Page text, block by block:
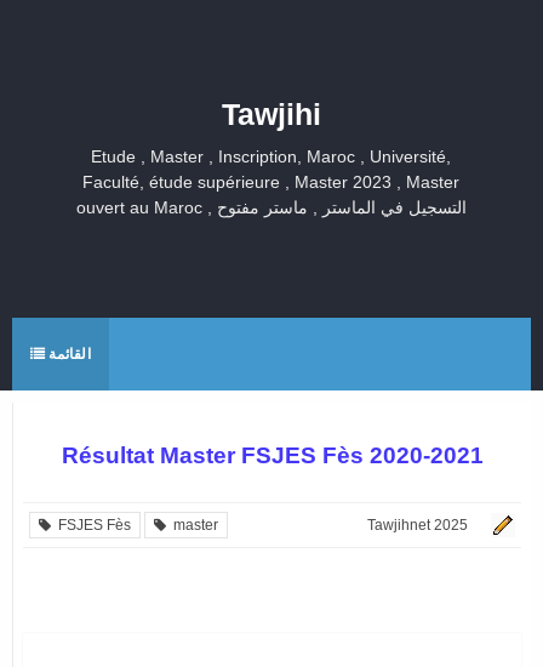
Tawjihi
Etude , Master , Inscription, Maroc , Université,
Faculté, étude supérieure , Master 2023 , Master
ouvert au Maroc , التسجيل في الماستر , ماستر مفتوح
القائمة
Résultat Master FSJES Fès 2020-2021
Tawjihnet 2025
FSJES Fès master